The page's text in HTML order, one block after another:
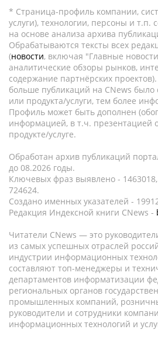
* Страница-профиль компании,
услуги), технологии, персоны и т.п.
на основе анализа архива
Обрабатываются тексты всех
(новости, включая "Главные
аналитические обзоры рынков,
содержание партнёрских
больше публикаций на CNews
или продукта/услуги, тем более
Профиль может быть дополнен
информацией, в т.ч. презентацией
продукте/услуге.
Обработан архив публикаций
до 08.2026 годы.
Ключевых фраз выявлено -
724624.
Создано именных указателей -
Редакция Индексной книги CNews -
Читатели CNews — это
из самых успешных отраслей
индустрии информационных
составляют топ-менеджеры и
департаментов информатизации
региональных органов
промышленных компаний,
руководители и сотрудники
информационных технологий и